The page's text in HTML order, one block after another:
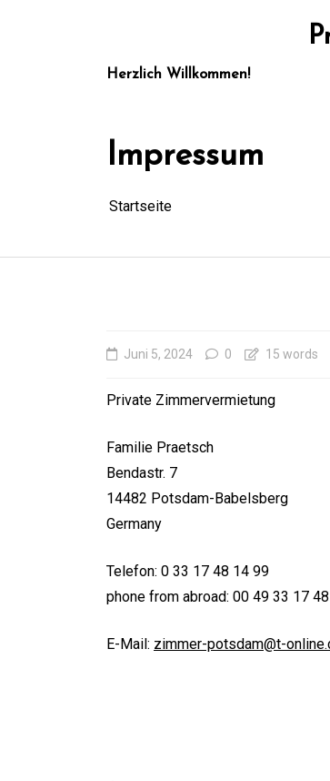
Herzlich Willkommen!
Impressum
Startseite
Juni 5, 2024 0 15 words
Private Zimmervermietung
Familie Praetsch
Bendastr. 7
14482 Potsdam-Babelsberg
Germany
Telefon: 0 33 17 48 14 99
phone from abroad: 00 49 33 17
E-Mail: zimmer-potsdam@t-